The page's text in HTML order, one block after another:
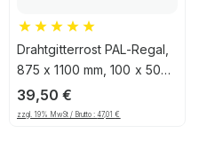
Drahtgitterrost PAL-Regal,
875 x 1100 mm, 100 x 50
mm Maschenteilung,
verzinkt
39,50€
zzgl. 19% MwSt / Brutto :47,01€